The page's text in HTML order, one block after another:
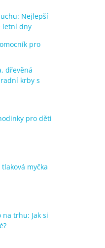
Nejlepší
letní dny
pro
dřevěná
krby s
pro děti
myčka
trhu: Jak si